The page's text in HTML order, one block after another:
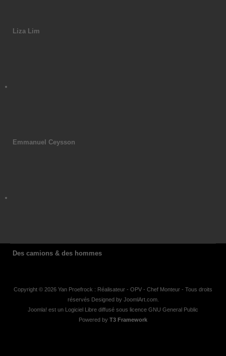
Liza Lim
Emmanuel Ceysson
Des camions & des hommes
Copyright © 2026 Yan Proefrock : Réalisateur - OPV - Chef Monteur - Tous droits
réservés Designed by JoomlArt.com.
Joomla! est un Logiciel Libre diffusé sous licence GNU General Public
Powered by T3 Framework